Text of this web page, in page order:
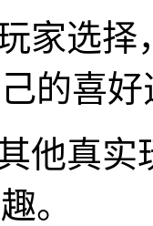
家选
的喜好
他真
。